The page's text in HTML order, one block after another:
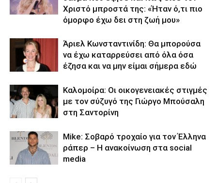
Χριστό μπροστά της: «Ήταν ό,τι πιο
όμορφο έχω δει στη ζωή μου»
Άριελ Κωνσταντινίδη: Θα μπορούσα
να έχω καταρρεύσει από όλα όσα
έζησα και να μην είμαι σήμερα εδώ
Καλομοίρα: Οι οικογενειακές στιγμές
με τον σύζυγό της Γιώργο Μπούσαλη
στη Σαντορίνη
Mike: Σοβαρό τροχαίο για τον Έλληνα
ράπερ – Η ανακοίνωση στα social
media